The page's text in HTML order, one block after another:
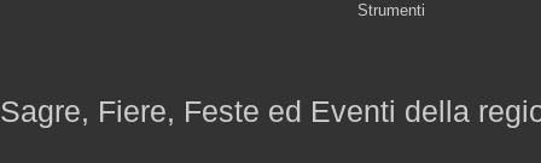
Strumenti
Sagre, Fiere, Feste ed Eventi della